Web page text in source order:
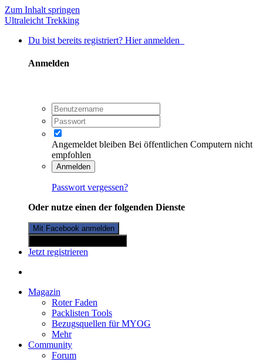
Zum Inhalt springen
Ultraleicht Trekking
Du bist bereits registriert? Hier anmelden
Anmelden
Angemeldet bleiben Bei öffentlichen Computern nicht
empfohlen
Anmelden
Passwort vergessen?
Oder nutze einen der folgenden Dienste
Mit Facebook anmelden
Jetzt registrieren
Magazin
Roter Faden
Packlisten Tools
Bezugsquellen für MYOG
Mehr
Community
Forum